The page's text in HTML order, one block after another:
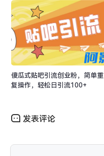
傻瓜式贴吧引流创业粉，简单重
复操作，轻松日引流100+
发表评论